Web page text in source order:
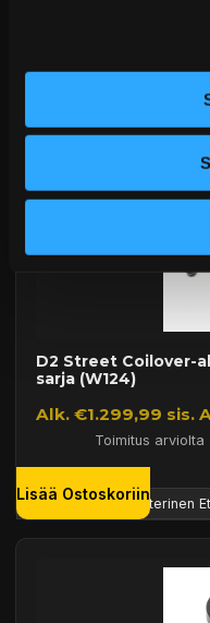
Toimitus
D2 Street Coilover-
sarja (W124)
Alk. €1.299,99 sis.
Toimitus
Lisää Ostoskoriin